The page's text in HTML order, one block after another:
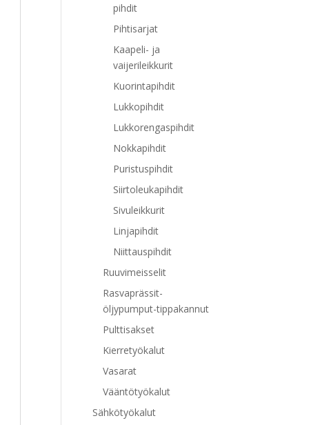
pihdit
Pihtisarjat
Kaapeli- ja
vaijerileikkurit
Kuorintapihdit
Lukkopihdit
Lukkorengaspihdit
Nokkapihdit
Puristuspihdit
Siirtoleukapihdit
Sivuleikkurit
Linjapihdit
Niittauspihdit
Ruuvimeisselit
Rasvaprässit-
öljypumput-tippakannut
Pulttisakset
Kierretyökalut
Vasarat
Vääntötyökalut
Sähkötyökalut